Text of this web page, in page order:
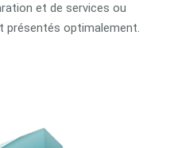
et de services ou
présentés optimalement.